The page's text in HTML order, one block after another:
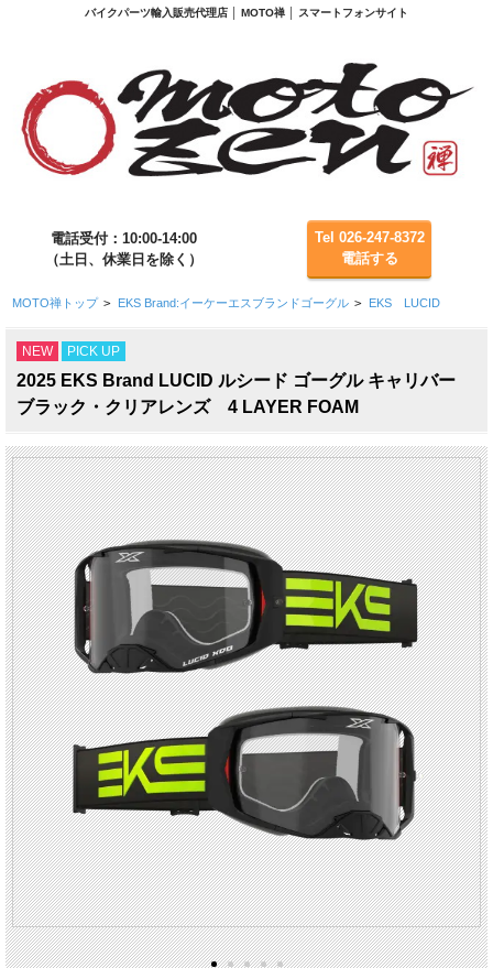
バイクパーツ輸入販売代理店 │ MOTO禅 │ スマートフォンサイト
電話受付：10:00-14:00
（土日、休業日を除く）
Tel 026-247-8372
電話する
MOTO禅トップ > EKS Brand:イーケーエスブランドゴーグル > EKS LUCID
NEW PICK UP
2025 EKS Brand LUCID ルシード ゴーグル キャリバー
ブラック・クリアレンズ 4 LAYER FOAM